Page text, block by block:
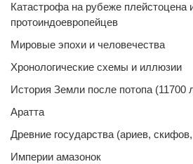
Катастрофа на рубеже плейстоцена
протоиндоевропейцев
Мировые эпохи и человечества
Хронологические схемы и иллюзии
История Земли после потопа (11700
Аратта
Древние государства (ариев,
Империи амазонок